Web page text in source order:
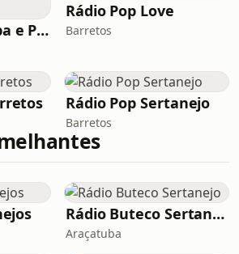
Rádio Pop Samba e Pagode
Rádio Pop Love
Barretos
Rádio Pop Sertanejo
Barretos
Rádio Buteco Sertanejo
Araçatuba